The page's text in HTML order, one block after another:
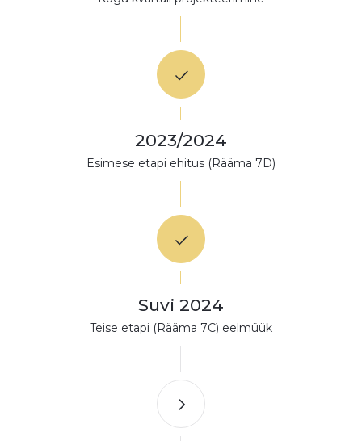
2023/2024
Esimese etapi ehitus (Rääma 7D)
Suvi 2024
Teise etapi (Rääma 7C) eelmüük